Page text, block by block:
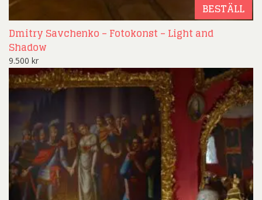
BESTÄLL
Dmitry Savchenko – Fotokonst – Light and
Shadow
9.500 kr